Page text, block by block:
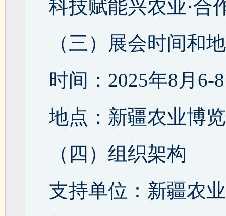
科技赋能兴农业·合
（三）展会时间和
时间：2025年8月6-
地点：新疆农业博
（四）组织架构
支持单位：新疆农